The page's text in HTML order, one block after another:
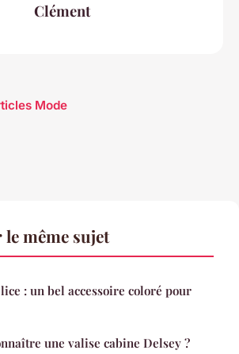
Clément
Mode
même sujet
: un bel accessoire coloré pour
une valise cabine Delsey ?